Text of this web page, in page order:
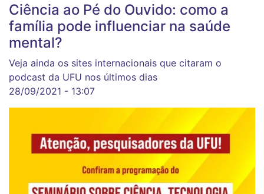
Ciência ao Pé do Ouvido: como a
família pode influenciar na saúde
mental?
Veja ainda os sites internacionais que citaram o
podcast da UFU nos últimos dias
28/09/2021 - 13:07